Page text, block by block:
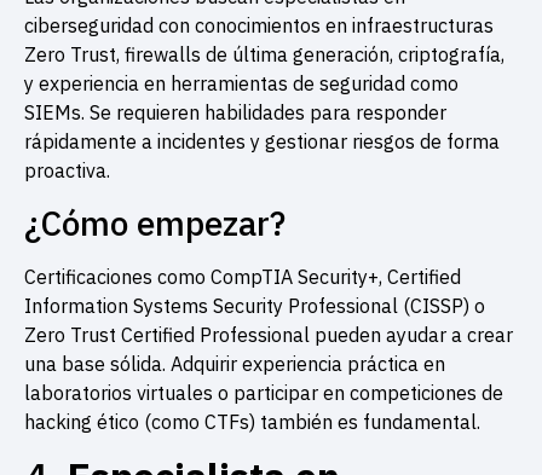
ciberseguridad con conocimientos en infraestructuras
Zero Trust, firewalls de última generación, criptografía,
y experiencia en herramientas de seguridad como
SIEMs. Se requieren habilidades para responder
rápidamente a incidentes y gestionar riesgos de forma
proactiva.
¿Cómo empezar?
Certificaciones como CompTIA Security+, Certified
Information Systems Security Professional (CISSP) o
Zero Trust Certified Professional pueden ayudar a crear
una base sólida. Adquirir experiencia práctica en
laboratorios virtuales o participar en competiciones de
hacking ético (como CTFs) también es fundamental.